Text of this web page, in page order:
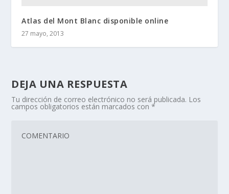
Atlas del Mont Blanc disponible online
27 mayo, 2013
DEJA UNA RESPUESTA
Tu dirección de correo electrónico no será publicada. Los
campos obligatorios están marcados con*